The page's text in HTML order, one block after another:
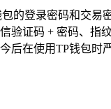
的登录密码和交易
验证码 + 密码、指
后在使用TP钱包时